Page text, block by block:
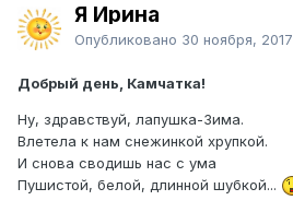
Я Ирина
Опубликовано 30 ноября, 2017
Добрый день, Камчатка!
Ну, здравствуй, лапушка-Зима.
Влетела к нам снежинкой хрупкой.
И снова сводишь нас с ума
Пушистой, белой, длинной шубкой...